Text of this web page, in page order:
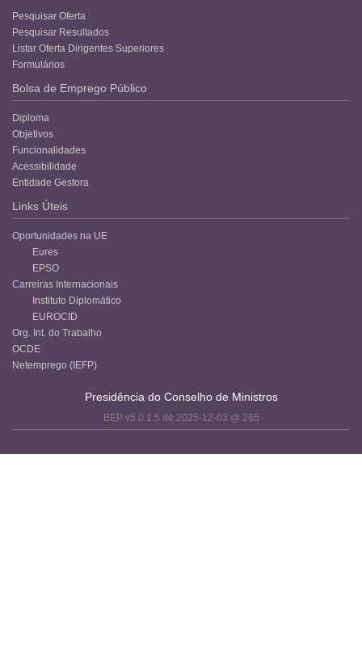
Pesquisar Oferta
Pesquisar Resultados
Listar Oferta Dirigentes Superiores
Formulários
Bolsa de Emprego Público
Diploma
Objetivos
Funcionalidades
Acessibilidade
Entidade Gestora
Links Úteis
Oportunidades na UE
Eures
EPSO
Carreiras Internacionais
Instituto Diplomático
EUROCID
Org. Int. do Trabalho
OCDE
Netemprego (IEFP)
Presidência do Conselho de Ministros
BEP v5.0.1.5 de 2025-12-03 @ 265